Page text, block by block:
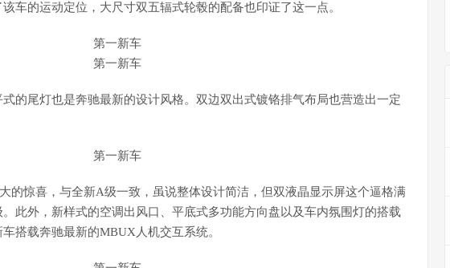
车的运动定位，大尺寸双五辐式轮毂的配备也印证了这一点。
的尾灯也是奔驰最新的设计风格。双边双出式镀铬排气布局也营造出一定
的惊喜，与全新A级一致，虽说整体设计简洁，但双液晶显示屏这个逼格满
此外，新样式的空调出风口、平底式多功能方向盘以及车内氛围灯的搭载
搭载奔驰最新的MBUX人机交互系统。